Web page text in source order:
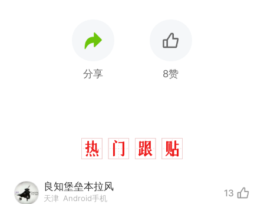
分享 8赞
良知堡垒本拉风
天津 Android手机 13